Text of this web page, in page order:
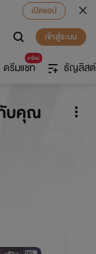
เปิดแอป
เข้าสู่ระบบ
มาใหม่
ดรีมแชท ธัญลิสต์
บคุณ